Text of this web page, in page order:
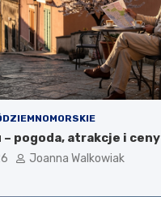
– pogoda, atrakcje i ceny
Joanna Walkowiak